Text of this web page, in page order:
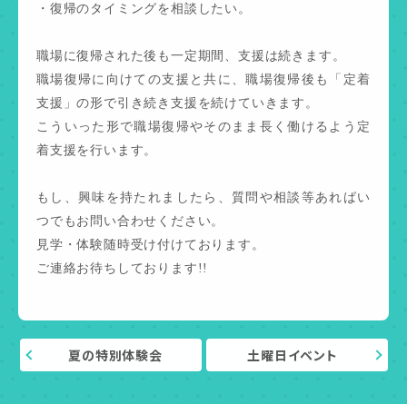
・復帰のタイミングを相談したい。
職場に復帰された後も一定期間、支援は続きます。
職場復帰に向けての支援と共に、職場復帰後も「定着
支援」の形で引き続き支援を続けていきます。
こういった形で職場復帰やそのまま長く働けるよう定
着支援を行います。
もし、興味を持たれましたら、質問や相談等あればい
つでもお問い合わせください。
見学・体験随時受け付けております。
ご連絡お待ちしております!!
夏の特別体験会 土曜日イベント